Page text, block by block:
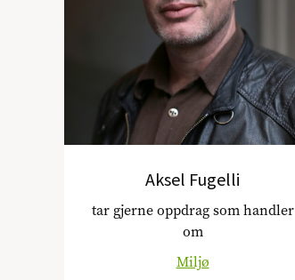
Aksel Fugelli
tar gjerne oppdrag som handler
om
Miljø